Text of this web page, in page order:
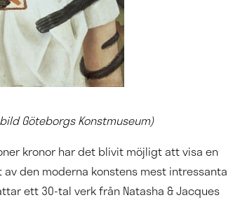
Göteborgs Konstmuseum)
kronor har det blivit möjligt att visa en
av den moderna konstens mest intressanta
ett 30-tal verk från Natasha & Jacques